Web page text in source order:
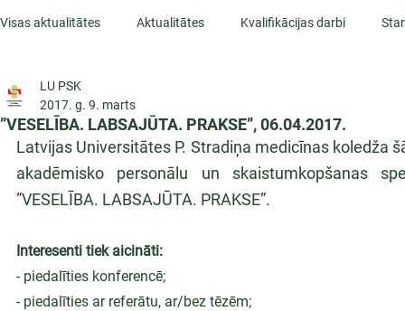
Visas aktualitātes Aktualitātes Kvalifikācijas darbi
ESF projekti
”VESELĪBA. LABSAJŪTA. PRAKSE”, 06.04.2017.
LU PSK
2017. g. 9. marts
Latvijas Universitātes P. Stradiņa medicīnas koledža
akadēmisko personālu un skaistumkopšanas
”VESELĪBA. LABSAJŪTA. PRAKSE”.
Interesenti tiek aicināti:
- piedalīties konferencē;
- piedalīties ar referātu, ar/bez tēzēm;